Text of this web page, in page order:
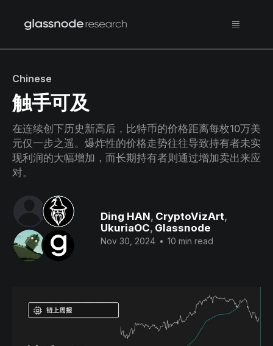
Chinese
触手可及
在连续创下历史新高后，比特币的价格距离每枚10万美
元仅一步之遥。爆炸性的价格走势往往导致持有者未实
现利润的大幅增加，而长期持有者则通过增加卖出来应
对。
Ding HAN, CryptoVizArt,
UkuriaOC, Glassnode
Nov 30, 2024 • 10 min read